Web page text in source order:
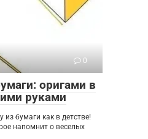
0
оригами в
руками
бумаги как в детстве!
напомнит о веселых